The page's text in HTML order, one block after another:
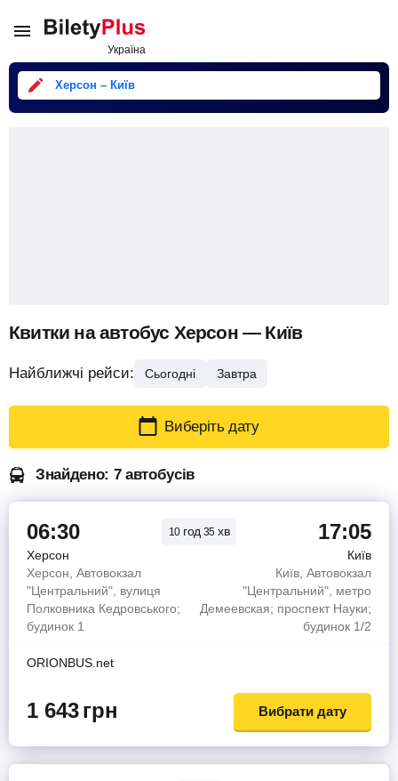
Херсон – Київ
Квитки на автобус Херсон — Київ
Найближчі рейси: Сьогодні Завтра
Виберіть дату
Знайдено: 7 автобусів
06:30 10 год 35 хв 17:05
Херсон
Київ
Херсон, Автовокзал
"Центральний", вулиця
Полковника Кедровського;
будинок 1
Київ, Автовокзал
"Центральний", метро
Демеевская; проспект Науки;
будинок 1/2
ORIONBUS.net
1 643грн Вибрати дату